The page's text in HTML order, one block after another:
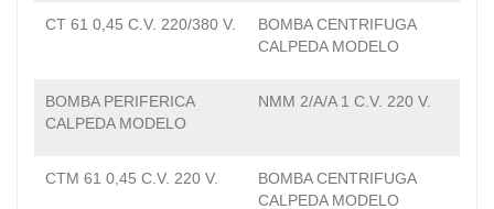
CT 61 0,45 C.V. 220/380 V.
BOMBA CENTRIFUGA
CALPEDA MODELO
BOMBA PERIFERICA
CALPEDA MODELO
NMM 2/A/A 1 C.V. 220 V.
CTM 61 0,45 C.V. 220 V.
BOMBA CENTRIFUGA
CALPEDA MODELO